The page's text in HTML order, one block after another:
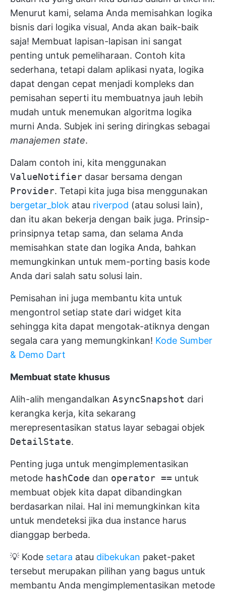
Menurut kami, selama Anda memisahkan logika
bisnis dari logika visual, Anda akan baik-baik
saja! Membuat lapisan-lapisan ini sangat
penting untuk pemeliharaan. Contoh kita
sederhana, tetapi dalam aplikasi nyata, logika
dapat dengan cepat menjadi kompleks dan
pemisahan seperti itu membuatnya jauh lebih
mudah untuk menemukan algoritma logika
murni Anda. Subjek ini sering diringkas sebagai
manajemen state.
Dalam contoh ini, kita menggunakan
ValueNotifier dasar bersama dengan
Provider. Tetapi kita juga bisa menggunakan
bergetar_blok atau riverpod (atau solusi lain),
dan itu akan bekerja dengan baik juga. Prinsip-
prinsipnya tetap sama, dan selama Anda
memisahkan state dan logika Anda, bahkan
memungkinkan untuk mem-porting basis kode
Anda dari salah satu solusi lain.
Pemisahan ini juga membantu kita untuk
mengontrol setiap state dari widget kita
sehingga kita dapat mengotak-atiknya dengan
segala cara yang memungkinkan! Kode Sumber
& Demo Dart
Membuat state khusus
Alih-alih mengandalkan AsyncSnapshot dari
kerangka kerja, kita sekarang
merepresentasikan status layar sebagai objek
DetailState.
Penting juga untuk mengimplementasikan
metode hashCode dan operator == untuk
membuat objek kita dapat dibandingkan
berdasarkan nilai. Hal ini memungkinkan kita
untuk mendeteksi jika dua instance harus
dianggap berbeda.
💡 Kode setara atau dibekukan paket-paket
tersebut merupakan pilihan yang bagus untuk
membantu Anda mengimplementasikan metode